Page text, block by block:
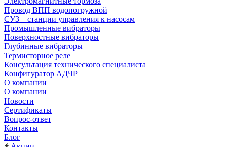
Провод ВПП водопогружной
СУЗ – станции управления к насосам
Промышленные вибраторы
Поверхностные вибраторы
Глубинные вибраторы
Термисторное реле
Консультация технического специалиста
Конфигуратор АДЧР
О компании
О компании
Новости
Сертификаты
Вопрос-ответ
Контакты
Блог